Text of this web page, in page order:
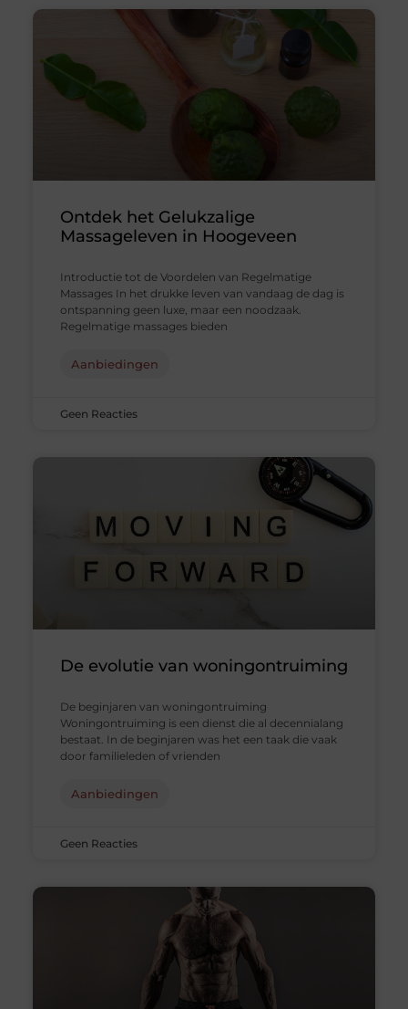
Ontdek het Gelukzalige
Massageleven in Hoogeveen
Introductie tot de Voordelen van Regelmatige
Massages In het drukke leven van vandaag de dag is
ontspanning geen luxe, maar een noodzaak.
Regelmatige massages bieden
Aanbiedingen
Geen Reacties
De evolutie van woningontruiming
De beginjaren van woningontruiming
Woningontruiming is een dienst die al decennialang
bestaat. In de beginjaren was het een taak die vaak
door familieleden of vrienden
Aanbiedingen
Geen Reacties